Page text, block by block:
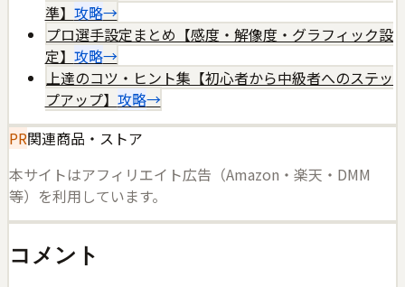
準】 攻略→
プロ選手設定まとめ【感度・解像度・グラフィック設
定】 攻略→
上達のコツ・ヒント集【初心者から中級者へのステッ
プアップ】 攻略→
PR関連商品・ストア
本サイトはアフィリエイト広告（Amazon・楽天・DMM
等）を利用しています。
コメント